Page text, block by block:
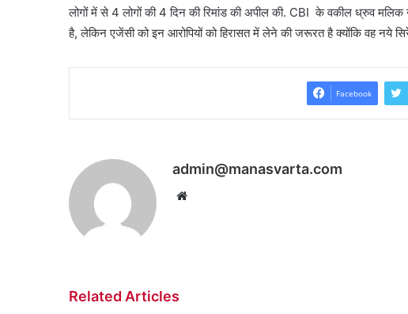
लोगों में से 4 लोगों की 4 दिन की रिमांड की अपील की. CBI के वकील ध्रुव
है, लेकिन एजेंसी को इन आरोपियों को हिरासत में लेने की जरूरत है क्योंकि वह नये
Facebook
admin@manasvarta.com
Website
Related Articles